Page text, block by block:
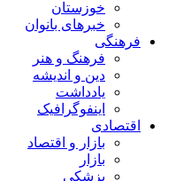
خوزستان
خبرهای بانوان
فرهنگی
فرهنگ و هنر
دین و اندیشه
یادداشت
اینفوگرافیک
اقتصادی
بازار و اقتصاد
بازار
پزشکی